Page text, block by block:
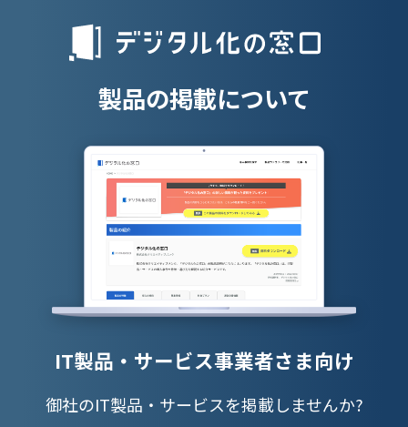
授業支援シス
製品の掲載について
IT製品・サービス事業者さま向け
御社のIT製品・サービスを掲載しませんか?